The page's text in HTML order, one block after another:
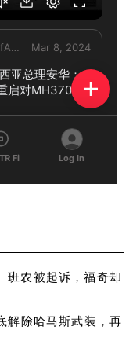
班农被起诉，福奇却
解除哈马斯武装，再